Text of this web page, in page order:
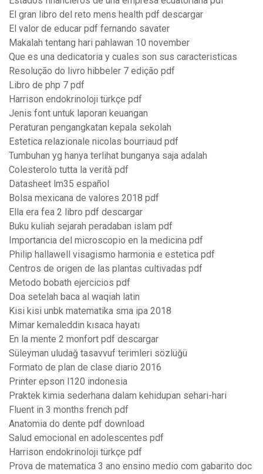
El gran libro del reto mens health pdf descargar
El valor de educar pdf fernando savater
Makalah tentang hari pahlawan 10 november
Que es una dedicatoria y cuales son sus caracteristicas
Resolução do livro hibbeler 7 edição pdf
Libro de php 7 pdf
Harrison endokrinoloji türkçe pdf
Jenis font untuk laporan keuangan
Peraturan pengangkatan kepala sekolah
Estetica relazionale nicolas bourriaud pdf
Tumbuhan yg hanya terlihat bunganya saja adalah
Colesterolo tutta la verità pdf
Datasheet lm35 español
Bolsa mexicana de valores 2018 pdf
Ella era fea 2 libro pdf descargar
Buku kuliah sejarah peradaban islam pdf
Importancia del microscopio en la medicina pdf
Philip hallawell visagismo harmonia e estetica pdf
Centros de origen de las plantas cultivadas pdf
Metodo bobath ejercicios pdf
Doa setelah baca al waqiah latin
Kisi kisi unbk matematika sma ipa 2018
Mimar kemaleddin kısaca hayatı
En la mente 2 monfort pdf descargar
Süleyman uludağ tasavvuf terimleri sözlüğü
Formato de plan de clase diario 2016
Printer epson l120 indonesia
Praktek kimia sederhana dalam kehidupan sehari-hari
Fluent in 3 months french pdf
Anatomia do dente pdf download
Salud emocional en adolescentes pdf
Harrison endokrinoloji türkçe pdf
Prova de matematica 3 ano ensino medio com gabarito doc